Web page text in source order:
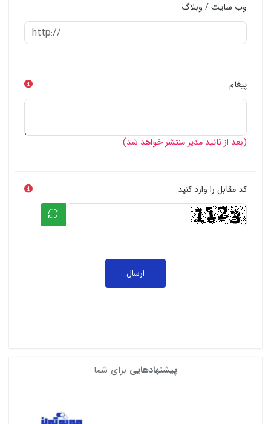
وب سایت / وبلاگ
پیغام
(بعد از تائید مدیر منتشر خواهد شد)
کد مقابل را وارد کنید
ارسال
پیشنهادهایی برای شما